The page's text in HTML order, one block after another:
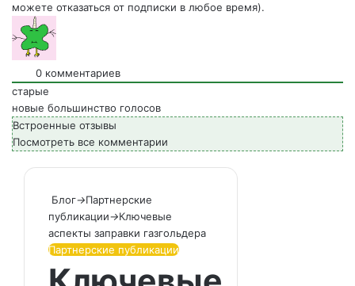
можете отказаться от подписки в любое время).
0 комментариев
старые
новые большинство голосов
Встроенные отзывы
Посмотреть все комментарии